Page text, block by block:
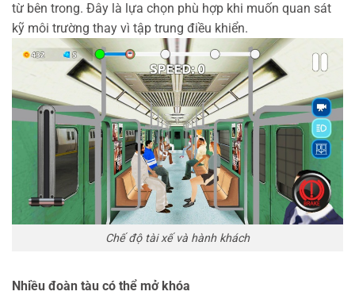
từ bên trong. Đây là lựa chọn phù hợp khi muốn quan sát
kỹ môi trường thay vì tập trung điều khiển.
Chế độ tài xế và hành khách
Nhiều đoàn tàu có thể mở khóa